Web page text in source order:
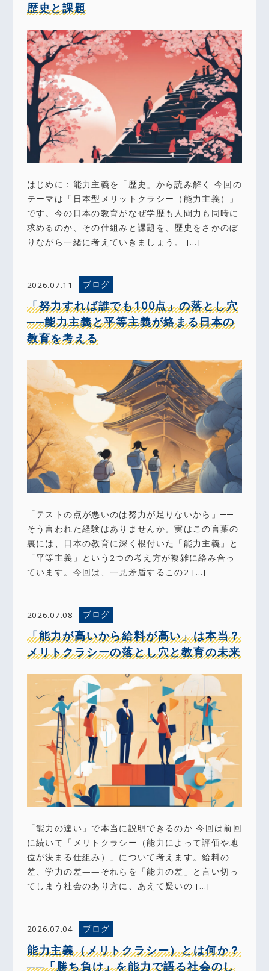
歴史と課題
はじめに：能力主義を「歴史」から読み解く 今回の
テーマは「日本型メリットクラシー（能力主義）」
です。今の日本の教育がなぜ学歴も人間力も同時に
求めるのか、その仕組みと課題を、歴史をさかのぼ
りながら一緒に考えていきましょう。 […]
2026.07.11 ブログ
「努力すれば誰でも100点」の落とし穴
──能力主義と平等主義が絡まる日本の
教育を考える
「テストの点が悪いのは努力が足りないから」──
そう言われた経験はありませんか。実はこの言葉の
裏には、日本の教育に深く根付いた「能力主義」と
「平等主義」という2つの考え方が複雑に絡み合っ
ています。今回は、一見矛盾するこの2 […]
2026.07.08 ブログ
「能力が高いから給料が高い」は本当？
メリトクラシーの落とし穴と教育の未来
「能力の違い」で本当に説明できるのか 今回は前回
に続いて「メリトクラシー（能力によって評価や地
位が決まる仕組み）」について考えます。給料の
差、学力の差——それらを「能力の差」と言い切っ
てしまう社会のあり方に、あえて疑いの […]
2026.07.04 ブログ
能力主義（メリトクラシー）とは何か？
──「勝ち負け」を能力で語る社会のし